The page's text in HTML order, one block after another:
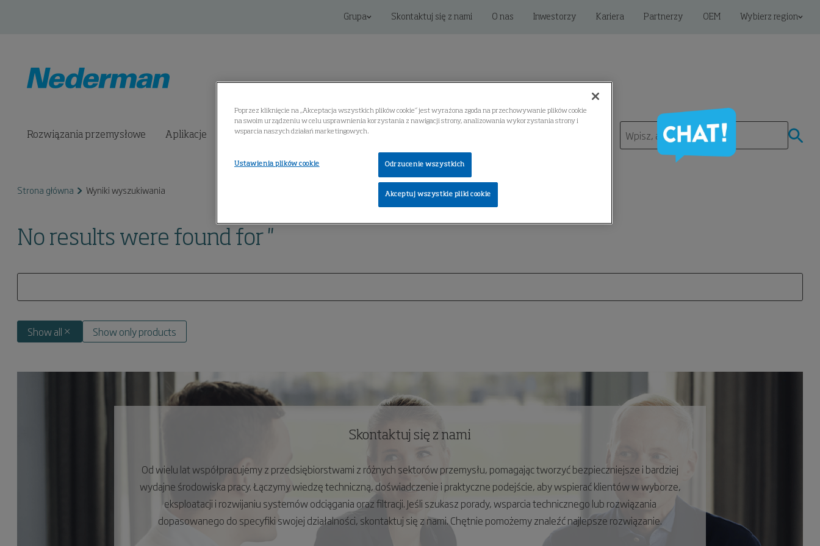
Grupa Skontaktuj się z nami O nas Inwestorzy Kariera Partnerzy OEM Wybierz region
Rozwiązania przemysłowe Aplikacje Produkty Rozwiązania cyfrowe
Strona główna Wyniki wyszukiwania
No results were found for ''
Show all Show only products
Skontaktuj się z nami
Od wielu lat współpracujemy z przedsiębiorstwami z różnych sektorów przemysłu, pomagając tworzyć bezpieczniejsze i bardziej
wydajne środowiska pracy. Łączymy wiedzę techniczną, doświadczenie i praktyczne podejście, aby wspierać klientów w wyborze,
eksploatacji i rozwijaniu systemów odciągania oraz filtracji. Jeśli szukasz porady, wsparcia technicznego lub rozwiązania
dopasowanego do specyfiki swojej działalności, skontaktuj się z nami. Chętnie pomożemy znaleźć najlepsze rozwiązanie.
Poprzez kliknięcie na „Akceptacja wszystkich plików cookie” jest wyrażona zgoda na przechowywanie plików cookie
na swoim urządzeniu w celu usprawnienia korzystania z nawigacji strony, analizowania wykorzystania strony i
wsparcia naszych działań marketingowych.
Odrzucenie wszystkich
Akceptuj wszystkie pliki cookie
Ustawienia plików cookie